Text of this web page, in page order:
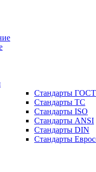
Стандарты ГОСТ
Стандарты ТС
Стандарты ISO
Стандарты ANSI
Стандарты DIN
Стандарты